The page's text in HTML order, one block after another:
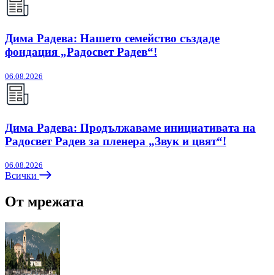
Дима Радева: Нашето семейство създаде
фондация „Радосвет Радев“!
06.08.2026
Дима Радева: Продължаваме инициативата на
Радосвет Радев за пленера „Звук и цвят“!
06.08.2026
Всички
От мрежата